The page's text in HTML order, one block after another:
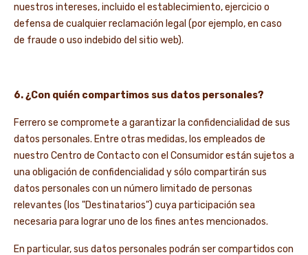
nuestros intereses, incluido el establecimiento, ejercicio o
defensa de cualquier reclamación legal (por ejemplo, en caso
de fraude o uso indebido del sitio web).
6. ¿Con quién compartimos sus datos personales?
Ferrero se compromete a garantizar la confidencialidad de sus
datos personales. Entre otras medidas, los empleados de
nuestro Centro de Contacto con el Consumidor están sujetos a
una obligación de confidencialidad y sólo compartirán sus
datos personales con un número limitado de personas
relevantes (los "Destinatarios") cuya participación sea
necesaria para lograr uno de los fines antes mencionados.
En particular, sus datos personales podrán ser compartidos con